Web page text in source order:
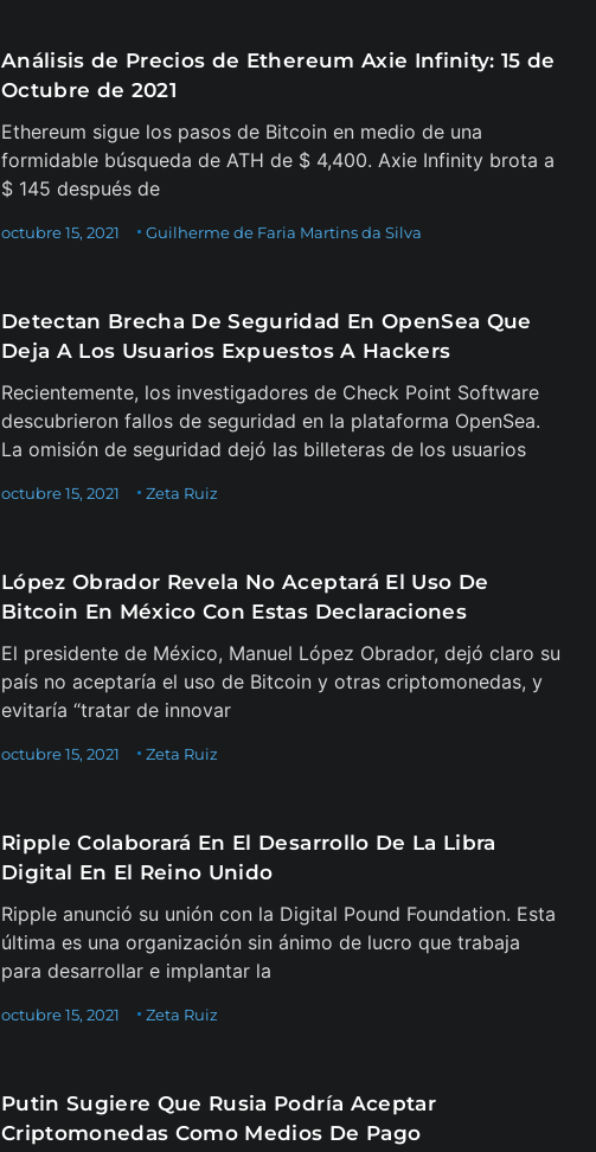
Análisis de Precios de Ethereum Axie Infinity: 15 de
Octubre de 2021
Ethereum sigue los pasos de Bitcoin en medio de una
formidable búsqueda de ATH de $ 4,400. Axie Infinity brota a
$ 145 después de
Guilherme de Faria Martins da Silva
octubre 15, 2021
Detectan Brecha De Seguridad En OpenSea Que
Deja A Los Usuarios Expuestos A Hackers
Recientemente, los investigadores de Check Point Software
descubrieron fallos de seguridad en la plataforma OpenSea.
La omisión de seguridad dejó las billeteras de los usuarios
Zeta Ruiz
octubre 15, 2021
López Obrador Revela No Aceptará El Uso De
Bitcoin En México Con Estas Declaraciones
El presidente de México, Manuel López Obrador, dejó claro su
país no aceptaría el uso de Bitcoin y otras criptomonedas, y
evitaría “tratar de innovar
Zeta Ruiz
octubre 15, 2021
Ripple Colaborará En El Desarrollo De La Libra
Digital En El Reino Unido
Ripple anunció su unión con la Digital Pound Foundation. Esta
última es una organización sin ánimo de lucro que trabaja
para desarrollar e implantar la
Zeta Ruiz
octubre 15, 2021
Putin Sugiere Que Rusia Podría Aceptar
Criptomonedas Como Medios De Pago